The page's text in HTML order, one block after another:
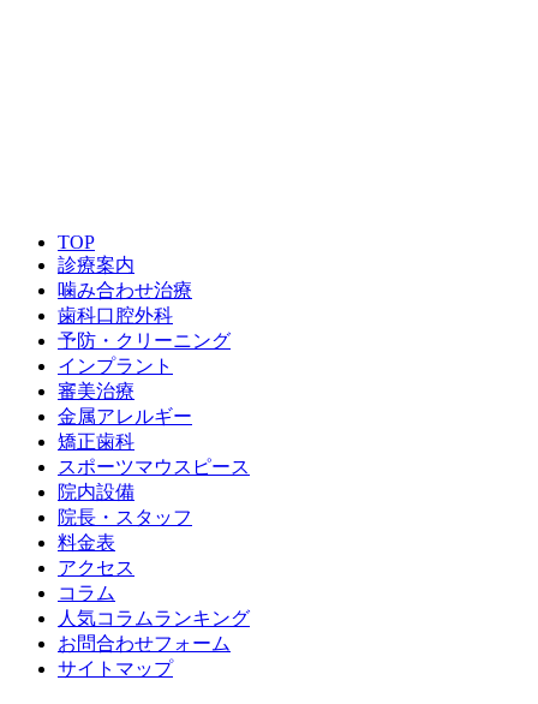
TOP
診療案内
噛み合わせ治療
歯科口腔外科
予防・クリーニング
インプラント
審美治療
金属アレルギー
矯正歯科
スポーツマウスピース
院内設備
院長・スタッフ
料金表
アクセス
コラム
人気コラムランキング
お問合わせフォーム
サイトマップ